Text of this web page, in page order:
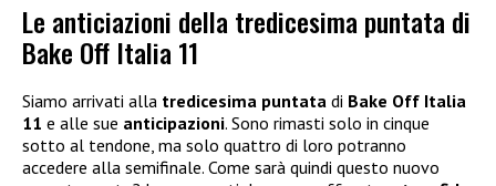
Le anticiazioni della tredicesima puntata di
Bake Off Italia 11
Siamo arrivati alla tredicesima puntata di Bake Off Italia
11 e alle sue anticipazioni. Sono rimasti solo in cinque
sotto al tendone, ma solo quattro di loro potranno
accedere alla semifinale. Come sarà quindi questo nuovo